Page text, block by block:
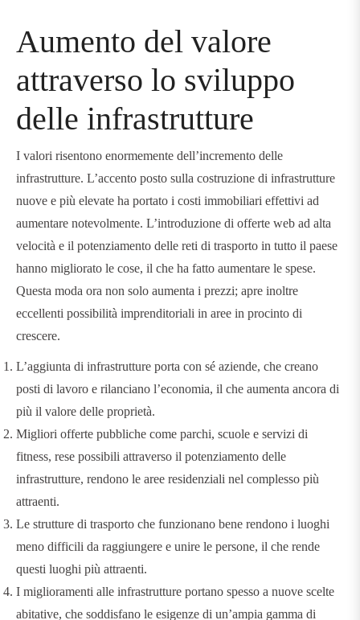
Aumento del valore
attraverso lo sviluppo
delle infrastrutture
I valori risentono enormemente dell’incremento delle
infrastrutture. L’accento posto sulla costruzione di infrastrutture
nuove e più elevate ha portato i costi immobiliari effettivi ad
aumentare notevolmente. L’introduzione di offerte web ad alta
velocità e il potenziamento delle reti di trasporto in tutto il paese
hanno migliorato le cose, il che ha fatto aumentare le spese.
Questa moda ora non solo aumenta i prezzi; apre inoltre
eccellenti possibilità imprenditoriali in aree in procinto di
crescere.
L’aggiunta di infrastrutture porta con sé aziende, che creano
posti di lavoro e rilanciano l’economia, il che aumenta ancora di
più il valore delle proprietà.
Migliori offerte pubbliche come parchi, scuole e servizi di
fitness, rese possibili attraverso il potenziamento delle
infrastrutture, rendono le aree residenziali nel complesso più
attraenti.
Le strutture di trasporto che funzionano bene rendono i luoghi
meno difficili da raggiungere e unire le persone, il che rende
questi luoghi più attraenti.
I miglioramenti alle infrastrutture portano spesso a nuove scelte
abitative, che soddisfano le esigenze di un’ampia gamma di